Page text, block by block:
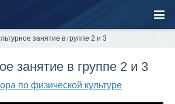
занятие в группе 2 и 3
занятие в группе 2 и 3
по физической культуре